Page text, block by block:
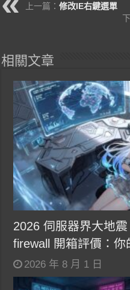
上一篇：修改IE右鍵選單
相關文章
2026 伺服器界大地
firewall 開箱評價：
2026 年 8 月 1 日